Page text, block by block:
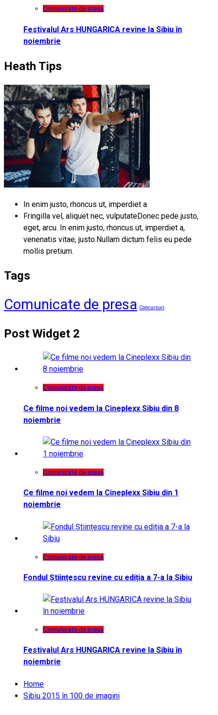
Comunicate de presa
Festivalul Ars HUNGARICA revine la Sibiu în
noiembrie
Heath Tips
In enim justo, rhoncus ut, imperdiet a
Fringilla vel, aliquet nec, vulputateDonec pede justo,
eget, arcu. In enim justo, rhoncus ut, imperdiet a,
venenatis vitae, justo.Nullam dictum felis eu pede
mollis pretium.
Tags
Comunicate de presa Concursuri
Post Widget 2
Comunicate de presa
Ce filme noi vedem la Cineplexx Sibiu din 8
noiembrie
Comunicate de presa
Ce filme noi vedem la Cineplexx Sibiu din 1
noiembrie
Comunicate de presa
Fondul Științescu revine cu ediția a 7-a la Sibiu
Comunicate de presa
Festivalul Ars HUNGARICA revine la Sibiu în
noiembrie
Home
Sibiu 2015 în 100 de imagini